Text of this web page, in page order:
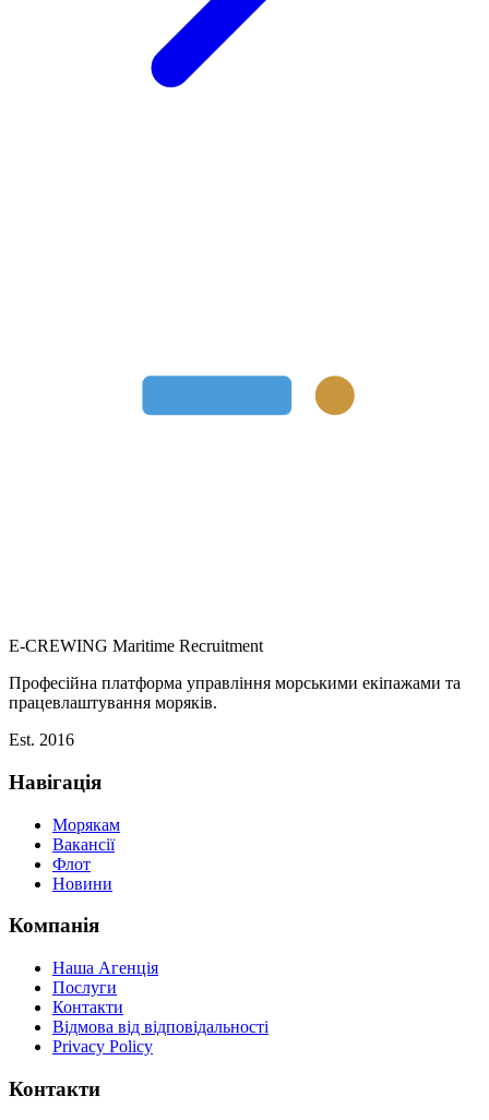
E-CREWING Maritime Recruitment
Професійна платформа управління морськими екіпажами та
працевлаштування моряків.
Est. 2016
Навігація
Морякам
Вакансії
Флот
Новини
Компанія
Наша Агенція
Послуги
Контакти
Відмова від відповідальності
Privacy Policy
Контакти